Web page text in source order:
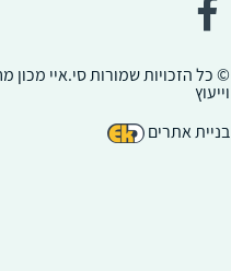
© כל הזכויות שמורות סי.איי מכון
וייעוץ
בניית אתרים